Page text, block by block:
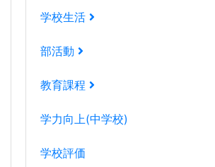
学校生活
部活動
教育課程
学力向上(中学校)
学校評価